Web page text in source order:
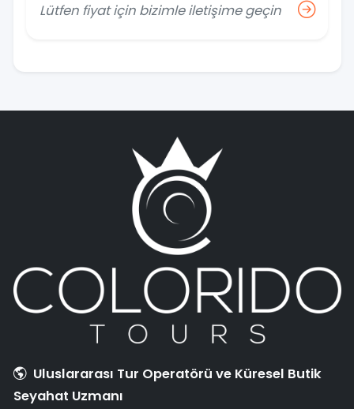
Lütfen fiyat için bizimle iletişime geçin
Uluslararası Tur Operatörü ve Küresel Butik
Seyahat Uzmanı